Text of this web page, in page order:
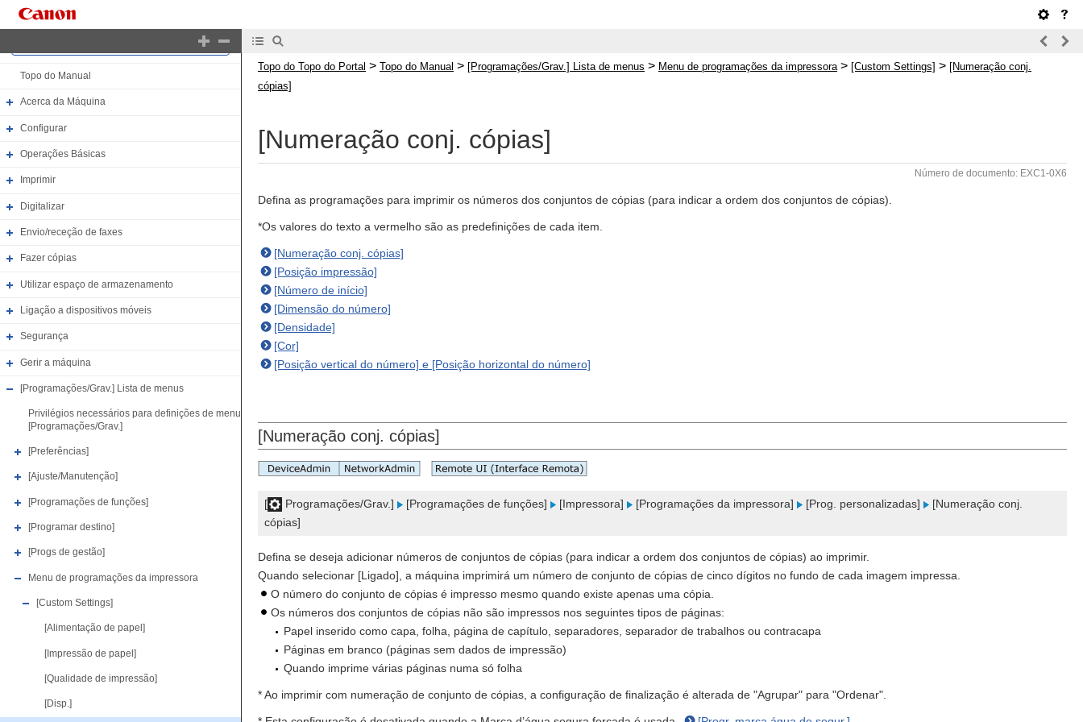
Topo do Manual
Acerca da Máquina
Configurar
Operações Básicas
Imprimir
Digitalizar
Envio/receção de faxes
Fazer cópias
Utilizar espaço de armazenamento
Ligação a dispositivos móveis
Segurança
Gerir a máquina
[Programações/Grav.] Lista de menus
Privilégios necessários para definições de menu
[Programações/Grav.]
[Preferências]
[Ajuste/Manutenção]
[Programações de funções]
[Programar destino]
[Progs de gestão]
Menu de programações da impressora
[Custom Settings]
[Alimentação de papel]
[Impressão de papel]
[Qualidade de impressão]
[Disp.]
Topo do Topo do Portal > Topo do Manual > [Programações/Grav.] Lista de menus > Menu de programações da impressora > [Custom Settings] > [Numeração conj.
cópias]
[Numeração conj. cópias]
Número de documento: EXC1-0X6
Defina as programações para imprimir os números dos conjuntos de cópias (para indicar a ordem dos conjuntos de cópias).
*Os valores do texto a vermelho são as predefinições de cada item.
[Numeração conj. cópias]
[Posição impressão]
[Número de início]
[Dimensão do número]
[Densidade]
[Cor]
[Posição vertical do número] e [Posição horizontal do número]
[Numeração conj. cópias]
[ Programações/Grav.] [Programações de funções] [Impressora] [Programações da impressora] [Prog. personalizadas]
[Numeração conj.
cópias]
Defina se deseja adicionar números de conjuntos de cópias (para indicar a ordem dos conjuntos de cópias) ao imprimir.
Quando selecionar [Ligado], a máquina imprimirá um número de conjunto de cópias de cinco dígitos no fundo de cada imagem impressa.
O número do conjunto de cópias é impresso mesmo quando existe apenas uma cópia.
Os números dos conjuntos de cópias não são impressos nos seguintes tipos de páginas:
Papel inserido como capa, folha, página de capítulo, separadores, separador de trabalhos ou contracapa
Páginas em branco (páginas sem dados de impressão)
Quando imprime várias páginas numa só folha
* Ao imprimir com numeração de conjunto de cópias, a configuração de finalização é alterada de "Agrupar" para "Ordenar".